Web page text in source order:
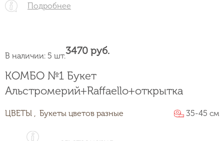
Подробнее
КОМБО №1 Букет
Альстромерий+Raffaello+открытка
ЦВЕТЫ , Букеты цветов разные 35-45 см
В наличии: 5 шт.3470 руб.